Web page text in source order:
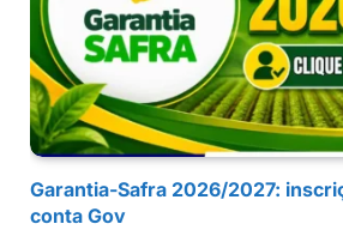
Garantia-Safra 2026/2027:
conta Gov